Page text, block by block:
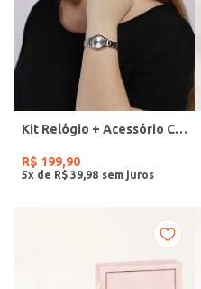
Kit Relógio + Acessório Condor Feminino PRATA
R$ 199,90
5x de R$ 39 98